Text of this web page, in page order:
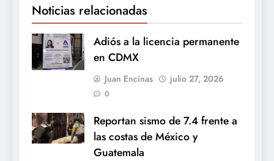
Noticias relacionadas
Adiós a la licencia permanente
en CDMX
Juan Encinas julio 27, 2026
0
Reportan sismo de 7.4 frente a
las costas de México y
Guatemala